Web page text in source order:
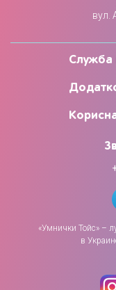
вул.
Служба
«Умнички Тойс» –
в